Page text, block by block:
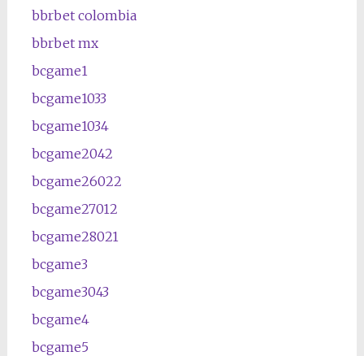
bbrbet colombia
bbrbet mx
bcgame1
bcgame1033
bcgame1034
bcgame2042
bcgame26022
bcgame27012
bcgame28021
bcgame3
bcgame3043
bcgame4
bcgame5